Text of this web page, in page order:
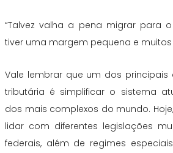
“Talvez valha a pena migrar para
tiver uma margem pequena e muitos
Vale lembrar que um dos principais
tributária é simplificar o sistema
dos mais complexos do mundo.
lidar com diferentes legislações
federais, além de regimes